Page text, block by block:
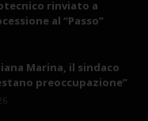
rinviato a
al “Passo”
Marina, il sindaco
preoccupazione”